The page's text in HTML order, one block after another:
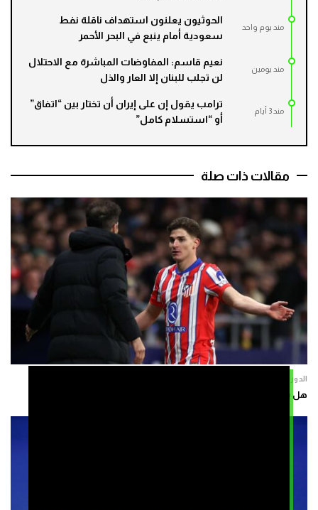
مند يوم واحد
الحوثيون يعلنون استهداف ناقلة نفط
سعودية أمام ينبع في البحر الأحمر
مند يومين
نعيم قاسم: المفاوضات المباشرة مع الاحتلال
لن تجلب للبنان إلا العار والذل
مند 3 أيام
ترامب يقول إن على إيران أن تختار بين “اتفاق”
أو “استسلام كامل”
مقالات ذات صلة
الدوريات الأوربية
هل يواجه ألفاريز إدارة مدريد من أجل برشلونة؟